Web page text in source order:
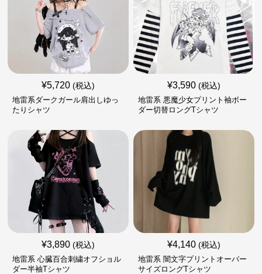
¥5,720 (税込)
地雷系ダークガール肩出しゆっ
たりシャツ
¥3,590 (税込)
地雷系 悪魔少女プリント袖ボー
ダー切替ロングTシャツ
¥3,890 (税込)
地雷系 心臓百合刺繍オフショル
ダー半袖Tシャツ
¥4,140 (税込)
地雷系 闇文字プリントオーバー
サイズロングTシャツ